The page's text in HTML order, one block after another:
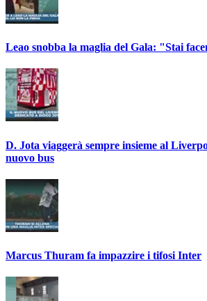
Leao snobba la maglia del Gala: "Stai
D. Jota viaggerà sempre insieme al
nuovo bus
Marcus Thuram fa impazzire i tifosi Inter